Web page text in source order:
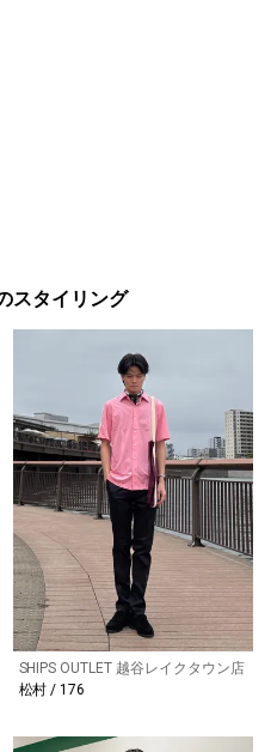
スタイリング
SHIPS OUTLET 越谷レイクタウン店
松村 / 176